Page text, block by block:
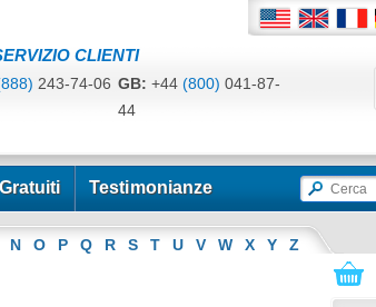
CLIENTI
243-74-06 GB: +44 (800) 041-87-
44
Testimonianze
N O P Q R S T U V W X Y Z